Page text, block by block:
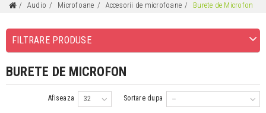
Audio Microfoane Accesorii de microfoane Burete de Microfon
FILTRARE PRODUSE
BURETE DE MICROFON
Sortare dupa --
Afiseaza 32